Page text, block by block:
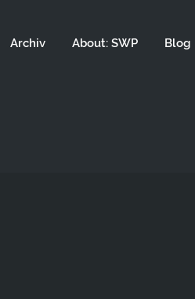
Archiv About: SWP Blog